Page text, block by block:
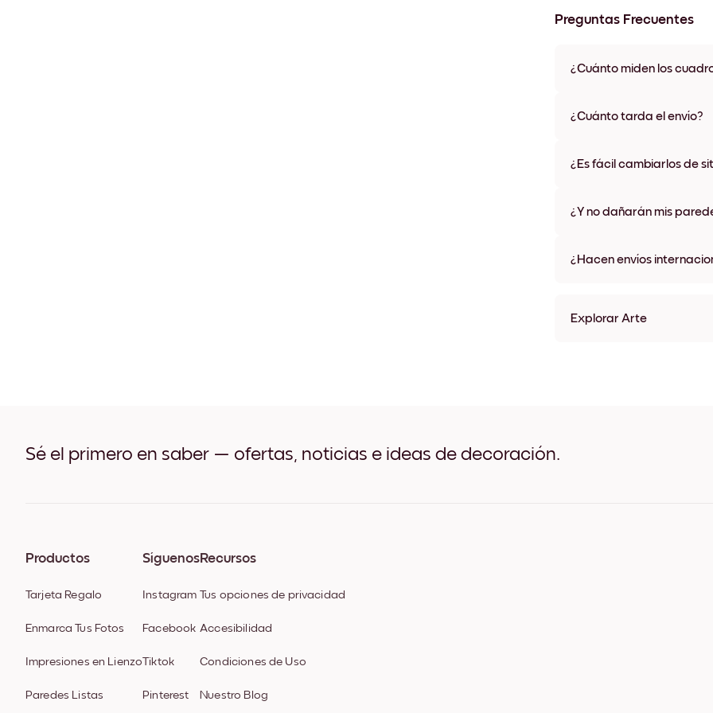
Preguntas Frecuentes
¿Cuánto miden los
materiales y colores de
¿Cuánto tarda el envío?
algunos países. Te
¿Es fácil cambiarlos de
¿Y no dañarán mis
¿Hacen envíos
Explorar Arte
Sé el primero en saber — ofertas, noticias e ideas de decoración.
Productos
Tarjeta Regalo
Enmarca Tus Fotos
Impresiones en Lienzo
Paredes Listas
Síguenos
Instagram
Facebook
Tiktok
Pinterest
Recursos
Tus opciones de privacidad
Accesibilidad
Condiciones de Uso
Nuestro Blog